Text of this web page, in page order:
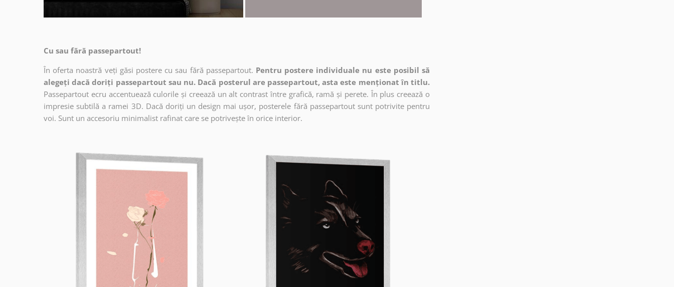
Cu sau fără passepartout!
În oferta noastră veți găsi postere cu sau fără passepartout. Pentru postere individuale nu este posibil să
alegeți dacă doriți passepartout sau nu. Dacă posterul are passepartout, asta este menționat în titlu.
Passepartout ecru accentuează culorile și creează un alt contrast între grafică, ramă și perete. În plus creează o
impresie subtilă a ramei 3D. Dacă doriți un design mai ușor, posterele fără passepartout sunt potrivite pentru
voi. Sunt un accesoriu minimalist rafinat care se potrivește în orice interior.